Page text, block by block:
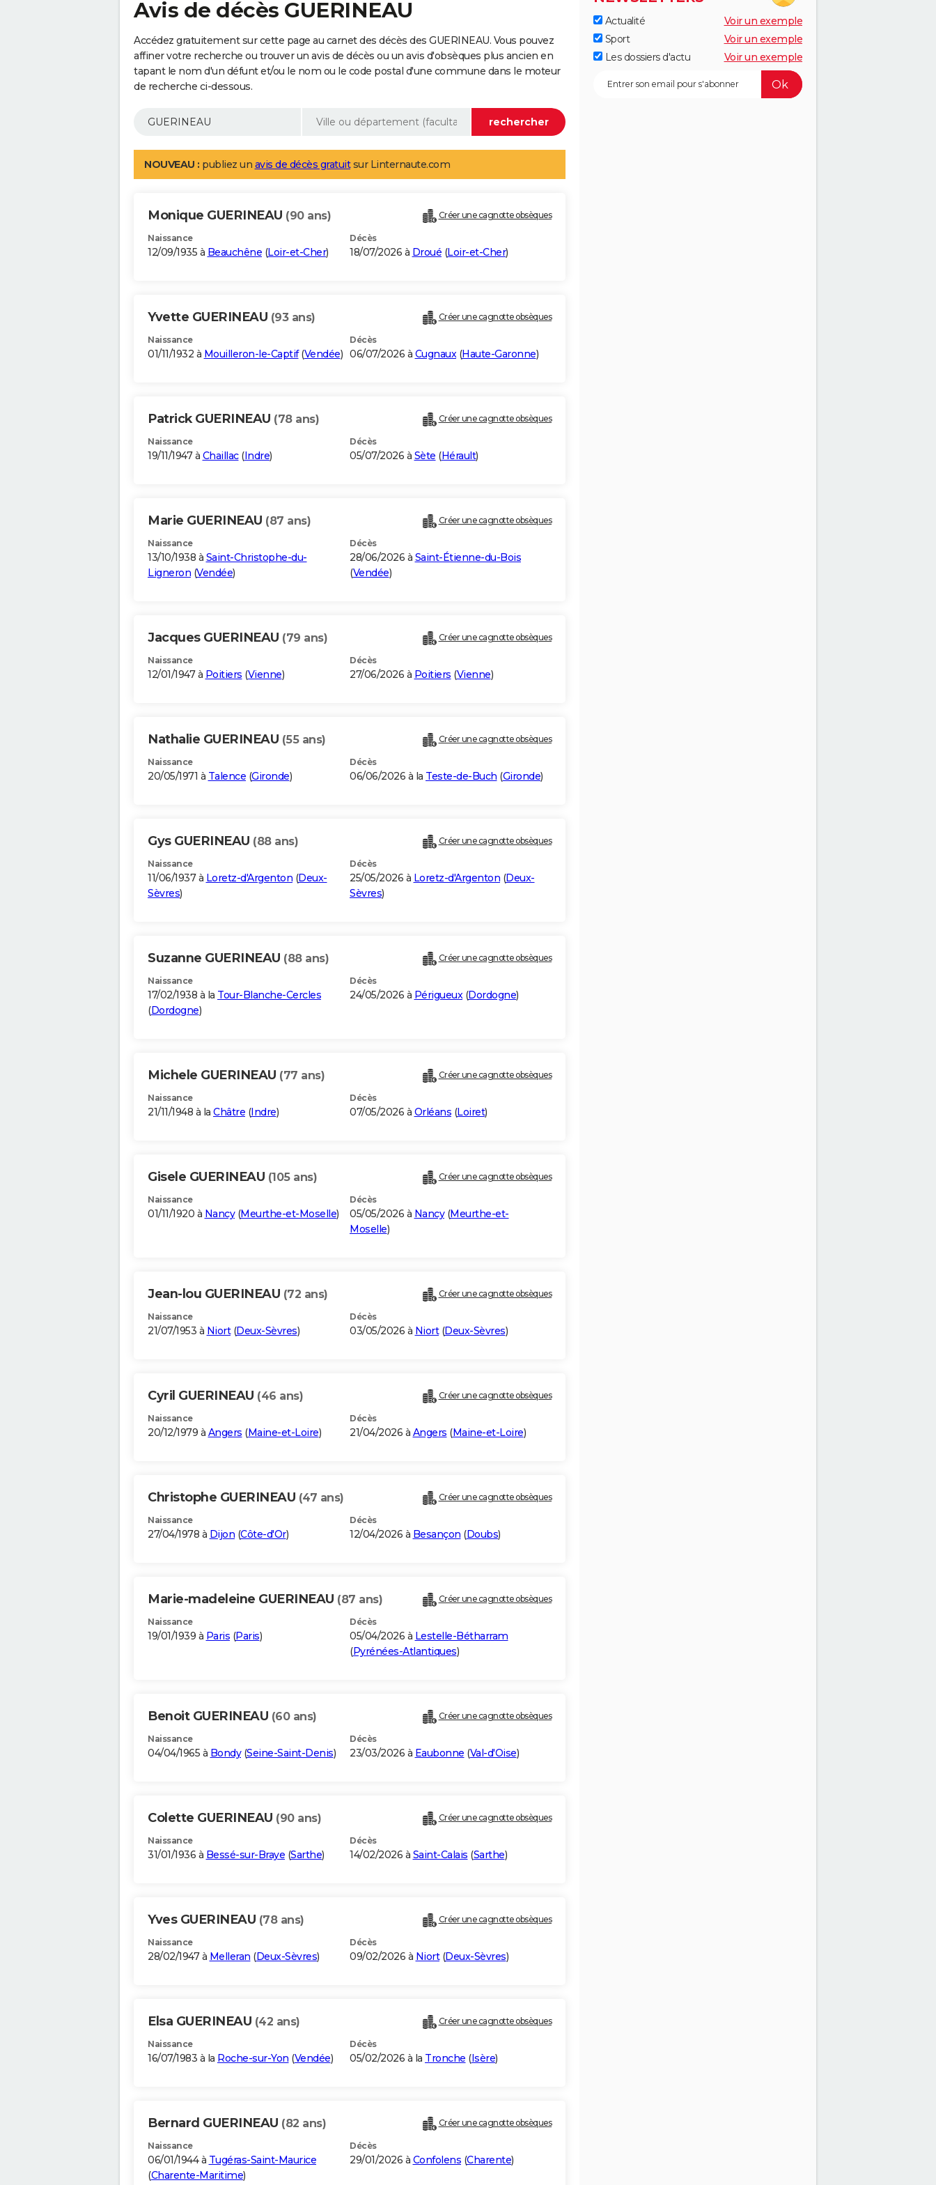
Avis de décès GUERINEAU
Accédez gratuitement sur cette page au carnet des décès des GUERINEAU. Vous pouvez
affiner votre recherche ou trouver un avis de décès ou un avis d'obsèques plus ancien en
tapant le nom d'un défunt et/ou le nom ou le code postal d'une commune dans le moteur
de recherche ci-dessous.
NOUVEAU : publiez un avis de décès gratuitsur Linternaute.com
Monique GUERINEAU (90 ans) Créer une cagnotte obsèques
Naissance
12/09/1935 à Beauchêne (Loir-et-Cher)
Décès
18/07/2026 à Droué (Loir-et-Cher)
Yvette GUERINEAU (93 ans) Créer une cagnotte obsèques
Naissance
01/11/1932 à Mouilleron-le-Captif(Vendée)
Décès
06/07/2026 à Cugnaux(Haute-Garonne)
Patrick GUERINEAU (78 ans) Créer une cagnotte obsèques
Naissance
19/11/1947 à Chaillac(Indre)
Décès
05/07/2026 à Sète (Hérault)
Marie GUERINEAU (87 ans) Créer une cagnotte obsèques
Naissance
13/10/1938 à Saint-Christophe-du-
Ligneron (Vendée)
Décès
28/06/2026 à Saint-Étienne-du-Bois
(Vendée)
Jacques GUERINEAU (79 ans) Créer une cagnotte obsèques
Naissance
12/01/1947 à Poitiers (Vienne)
Décès
27/06/2026 à Poitiers (Vienne)
Nathalie GUERINEAU (55 ans) Créer une cagnotte obsèques
Naissance
20/05/1971 à Talence (Gironde)
Décès
06/06/2026 à la Teste-de-Buch (Gironde)
Gys GUERINEAU (88 ans) Créer une cagnotte obsèques
Naissance
11/06/1937 à Loretz-d'Argenton (Deux-
Sèvres)
Décès
25/05/2026 à Loretz-d'Argenton (Deux-
Sèvres)
Suzanne GUERINEAU (88 ans) Créer une cagnotte obsèques
Naissance
17/02/1938 à la Tour-Blanche-Cercles
(Dordogne)
Décès
24/05/2026 à Périgueux(Dordogne)
Michele GUERINEAU (77 ans) Créer une cagnotte obsèques
Naissance
21/11/1948 à la Châtre (Indre)
Décès
07/05/2026 à Orléans (Loiret)
Gisele GUERINEAU (105 ans) Créer une cagnotte obsèques
Naissance
01/11/1920 à Nancy(Meurthe-et-Moselle)
Décès
05/05/2026 à Nancy(Meurthe-et-
Moselle)
Jean-lou GUERINEAU (72 ans) Créer une cagnotte obsèques
Naissance
21/07/1953 à Niort(Deux-Sèvres)
Décès
03/05/2026 à Niort(Deux-Sèvres)
Cyril GUERINEAU (46 ans) Créer une cagnotte obsèques
Naissance
20/12/1979 à Angers (Maine-et-Loire)
Décès
21/04/2026 à Angers (Maine-et-Loire)
Christophe GUERINEAU (47 ans) Créer une cagnotte obsèques
Naissance
27/04/1978 à Dijon (Côte-d'Or)
Décès
12/04/2026 à Besançon (Doubs)
Marie-madeleine GUERINEAU (87 ans) Créer une cagnotte obsèques
Naissance
19/01/1939 à Paris (Paris)
Décès
05/04/2026 à Lestelle-Bétharram
(Pyrénées-Atlantiques)
Benoit GUERINEAU (60 ans) Créer une cagnotte obsèques
Naissance
04/04/1965 à Bondy(Seine-Saint-Denis)
Décès
23/03/2026 à Eaubonne (Val-d'Oise)
Colette GUERINEAU (90 ans) Créer une cagnotte obsèques
Naissance
31/01/1936 à Bessé-sur-Braye (Sarthe)
Décès
14/02/2026 à Saint-Calais (Sarthe)
Yves GUERINEAU (78 ans) Créer une cagnotte obsèques
Naissance
28/02/1947 à Melleran (Deux-Sèvres)
Décès
09/02/2026 à Niort(Deux-Sèvres)
Elsa GUERINEAU (42 ans) Créer une cagnotte obsèques
Naissance
16/07/1983 à la Roche-sur-Yon (Vendée)
Décès
05/02/2026 à la Tronche (Isère)
Bernard GUERINEAU (82 ans) Créer une cagnotte obsèques
Naissance
06/01/1944 à Tugéras-Saint-Maurice
(Charente-Maritime)
Décès
29/01/2026 à Confolens (Charente)
Actualité
Voir un exemple
Sport
Voir un exemple
Les dossiers d'actu
Voir un exemple